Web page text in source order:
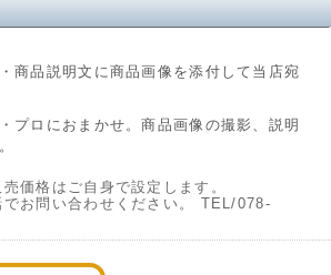
商品説明文に商品画像を添付して当店宛
プロにおまかせ。商品画像の撮影、説明
価格はご自身で設定します。
でお問い合わせください。 TEL/078-